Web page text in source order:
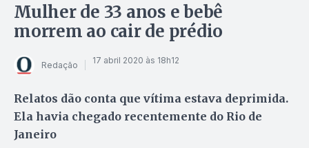
Mulher de 33 anos e bebê
morrem ao cair de prédio
Redação 17 abril 2020 às 18h12
Relatos dão conta que vítima estava deprimida.
Ela havia chegado recentemente do Rio de
Janeiro